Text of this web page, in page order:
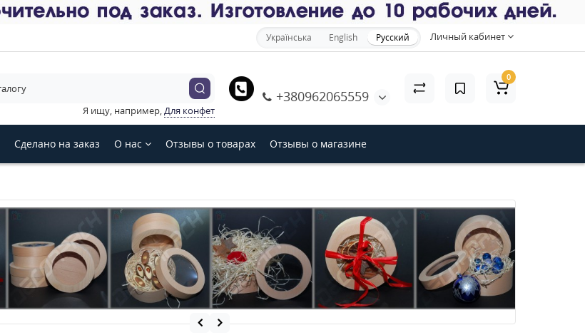
Личный кабинет
Українська English Русский
+380962065559
Я ищу, например,Для конфет
0
Сделано на заказ О нас Отзывы о товарах Отзывы о магазине
×